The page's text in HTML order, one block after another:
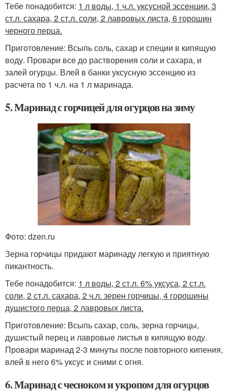
Тебе понадобится: 1 л воды, 1 ч.л. уксусной эссенции, 3
ст.л. сахара, 2 ст.л. соли, 2 лавровых листа, 6 горошин
черного перца.
Приготовление: Всыпь соль, сахар и специи в кипящую
воду. Провари все до растворения соли и сахара, и
залей огурцы. Влей в банки уксусную эссенцию из
расчета по 1 ч.л. на 1 л маринада.
5. Маринад с горчицей для огурцов на зиму
Фото: dzen.ru
Зерна горчицы придают маринаду легкую и приятную
пикантность.
Тебе понадобится: 1 л воды, 2 ст.л. 6% уксуса, 2 ст.л.
соли, 2 ст.л. сахара, 2 ч.л. зерен горчицы, 4 горошины
душистого перца, 2 лавровых листа.
Приготовление: Всыпь сахар, соль, зерна горчицы,
душистый перец и лавровые листья в кипящую воду.
Провари маринад 2-3 минуты после повторного кипения,
влей в него 6% уксус и сними с огня.
6. Маринад с чесноком и укропом для огурцов